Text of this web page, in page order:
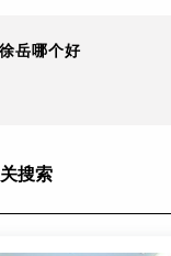
岳哪个好
搜索